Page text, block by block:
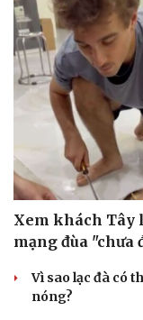
Sức khỏe
Dinh dưỡng - món
Cây thuốc
Sản phụ khoa
Nhi khoa
Nam khoa
Làm đẹp - giảm cân
Phòng mạch online
Ăn sạch sống khỏe
Xem khách Tây
mạng đùa
Vì sao lạc đà có
nóng?